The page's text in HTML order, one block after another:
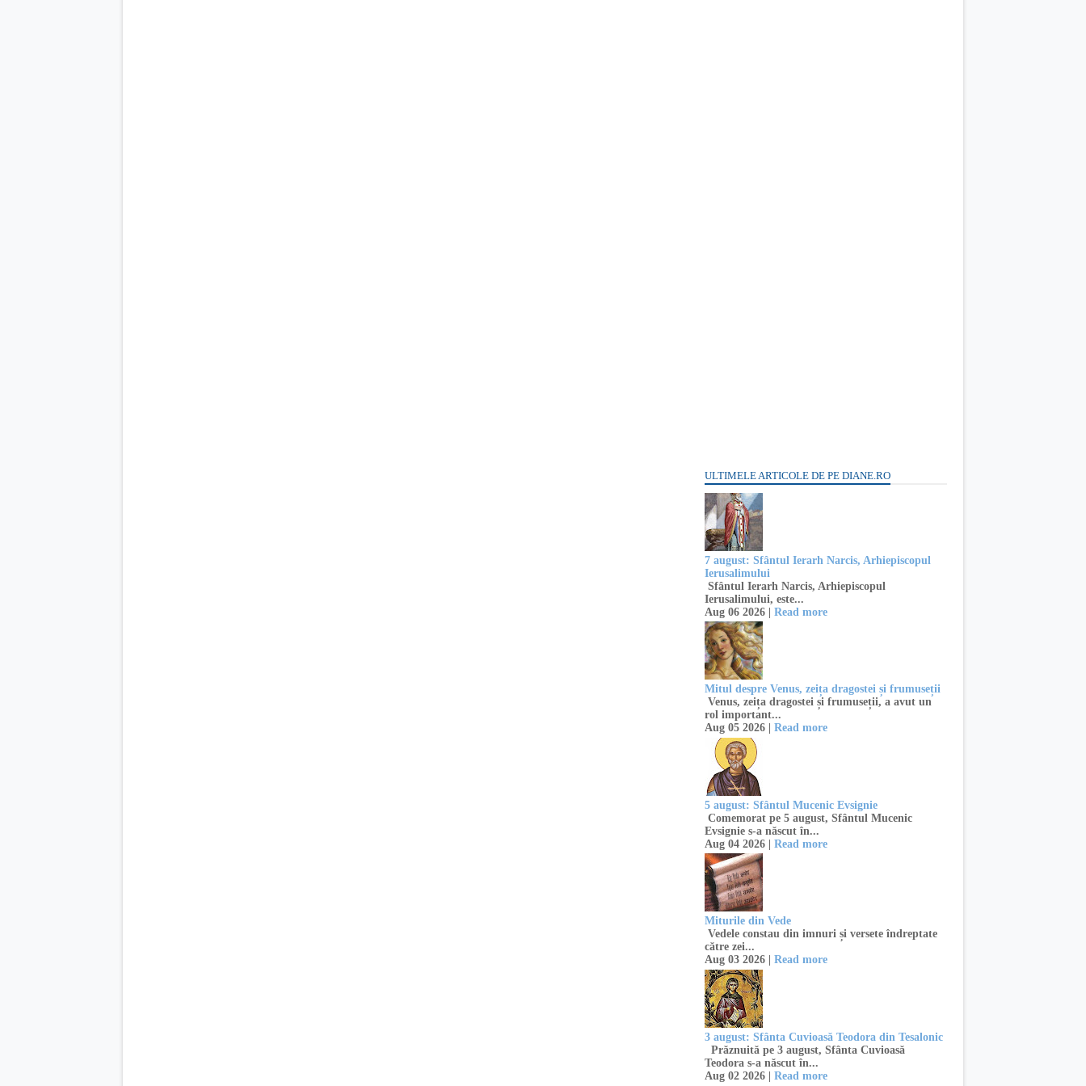
ULTIMELE ARTICOLE DE PE DIANE.RO
7 august: Sfântul Ierarh Narcis, Arhiepiscopul
Ierusalimului
Sfântul Ierarh Narcis, Arhiepiscopul
Ierusalimului, este...
Aug 06 2026 | Read more
Mitul despre Venus, zeița dragostei și frumuseții
Venus, zeița dragostei și frumuseții, a avut un
rol important...
Aug 05 2026 | Read more
5 august: Sfântul Mucenic Evsignie
Comemorat pe 5 august, Sfântul Mucenic
Evsignie s-a născut în...
Aug 04 2026 | Read more
Miturile din Vede
Vedele constau din imnuri și versete îndreptate
către zei...
Aug 03 2026 | Read more
3 august: Sfânta Cuvioasă Teodora din Tesalonic
Prăznuită pe 3 august, Sfânta Cuvioasă
Teodora s-a născut în...
Aug 02 2026 | Read more